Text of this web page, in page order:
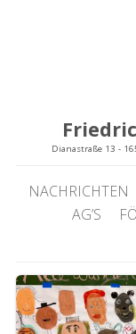
Dianastraße 13 -
NACHRICHTEN
AG’S